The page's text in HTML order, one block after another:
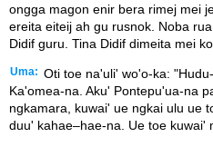
ongga magon enir bera rimej mei
ereita eiteij ah gu rusnok. Noba
Didif guru. Tina Didif dimeita mei
Uma: Oti toe na'uli' wo'o-ka:
Ka'omea-na. Aku' Pontepu'ua-na
ngkamara, kuwai' ue ngkai ulu ue
duu' kahae–hae-na. Ue toe kuwai'